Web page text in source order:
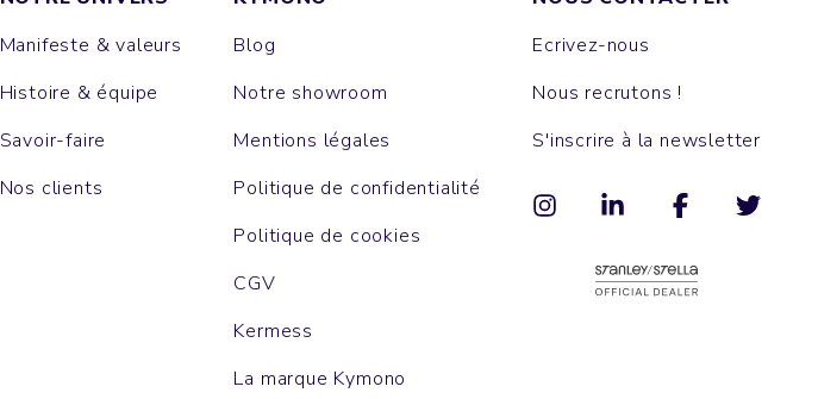
Manifeste & valeurs
Histoire & équipe
Savoir-faire
Nos clients
Blog
Notre showroom
Mentions légales
Politique de confidentialité
Politique de cookies
CGV
Kermess
La marque Kymono
Ecrivez-nous
Nous recrutons !
S'inscrire à la newsletter